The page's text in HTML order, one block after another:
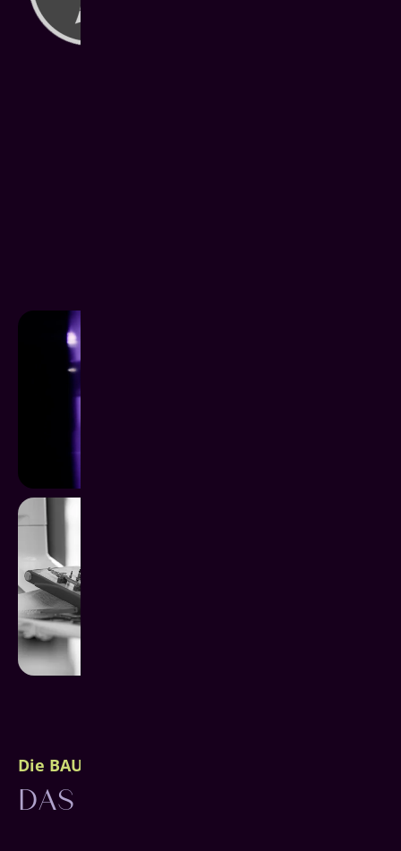
Die BAUMGARTEN Philosophie
DAS BESTE FÜR DICH.